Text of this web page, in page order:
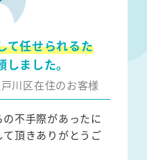
て任せられるた
ました。
川区在住のお客様
不手際があったに
頂きありがとうご